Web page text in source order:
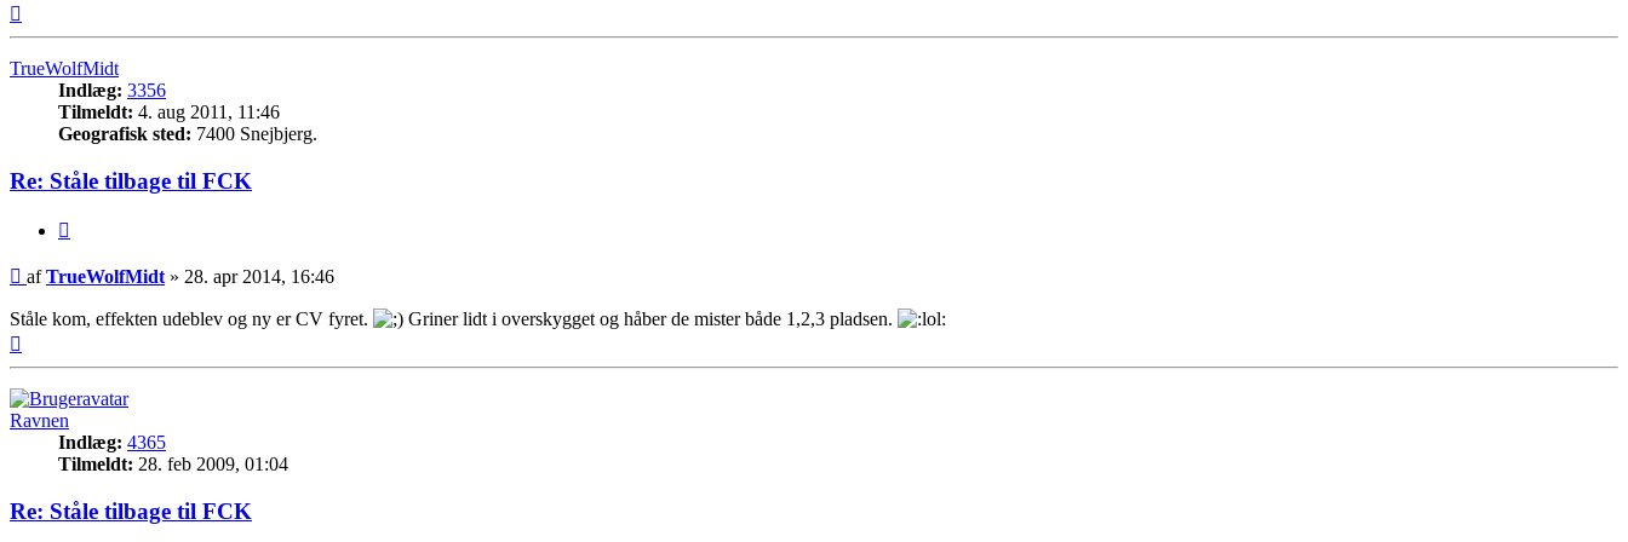
TrueWolfMidt
Indlæg: 3356
Tilmeldt: 4. aug 2011, 11:46
Geografisk sted: 7400 Snejbjerg.
Re: Ståle tilbage til FCK
Indlæg
afTrueWolfMidt » 28. apr 2014, 16:46
Ståle kom, effekten udeblev og ny er CV fyret.
Griner lidt i overskygget og håber de mister både 1,2,3 pladsen.
Ravnen
Indlæg: 4365
Tilmeldt: 28. feb 2009, 01:04
Re: Ståle tilbage til FCK